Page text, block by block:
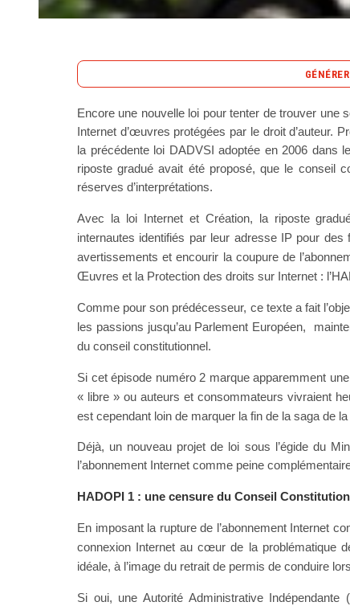
La lutte contre le piratage d’œuvres protégées
cœur des discussions législatives, avec la
2 ». Ce texte, successeur de la loi DADVSI de
de contrefaçon en ligne. Alors que la précédente
après une décision judiciaire. Le Conseil
loi initiale, affirmant que l’accès à Internet est
des droits de l’homme. Cette décision a
et d’avertissement des contrevenants. Malgré
critiques se multiplient. La procédure simplifiée
condamnations sans débat contradictoire,
privée des internautes. Ce cadre législatif
que la bataille pour les droits d’auteur sur
Encore une nouvelle loi pour tenter de trouver une
Internet d’œuvres protégées par le droit d’auteur.
la précédente loi DADVSI adoptée en 2006 dans
riposte gradué avait été proposé, que le conseil
réserves d’interprétations.
Avec la loi Internet et Création, la riposte
internautes identifiés par leur adresse IP pour
avertissements et encourir la coupure de
Œuvres et la Protection des droits sur Internet :
Comme pour son prédécesseur, ce texte a fait
les passions jusqu’au Parlement Européen,
du conseil constitutionnel.
Si cet épisode numéro 2 marque apparemment
« libre » ou auteurs et consommateurs vivraient
est cependant loin de marquer la fin de la saga de
Déjà, un nouveau projet de loi sous l’égide du
l’abonnement Internet comme peine
HADOPI 1 : une censure du Conseil
En imposant la rupture de l’abonnement Internet
connexion Internet au cœur de la problématique
idéale, à l’image du retrait de permis de conduire
Si oui, une Autorité Administrative